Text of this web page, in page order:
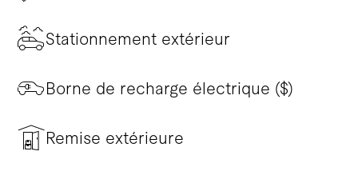
Stationnement extérieur
Borne de recharge électrique ($)
Remise extérieure